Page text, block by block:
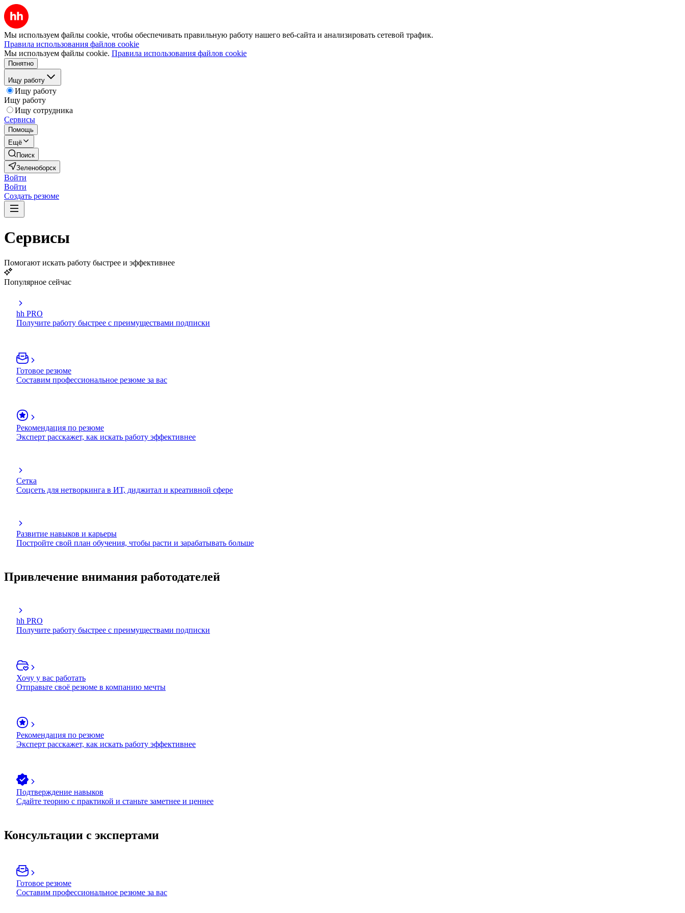
Мы используем файлы cookie, чтобы обеспечивать правильную работу нашего веб-сайта и анализировать сетевой трафик.
Правила использования файлов cookie
Мы используем файлы cookie. Правила использования файлов cookie
Понятно
Ищу работу
Ищу работу
Ищу работу
Ищу сотрудника
Сервисы
Помощь
Ещё
Поиск
Зеленоборск
Войти
Войти
Создать резюме
Сервисы
Помогают искать работу быстрее и эффективнее
Популярное сейчас
hh PRO
Получите работу быстрее с преимуществами подписки
Готовое резюме
Составим профессиональное резюме за вас
Рекомендация по резюме
Эксперт расскажет, как искать работу эффективнее
Сетка
Соцсеть для нетворкинга в ИТ, диджитал и креативной сфере
Развитие навыков и карьеры
Постройте свой план обучения, чтобы расти и зарабатывать больше
Привлечение внимания работодателей
hh PRO
Получите работу быстрее с преимуществами подписки
Хочу у вас работать
Отправьте своё резюме в компанию мечты
Рекомендация по резюме
Эксперт расскажет, как искать работу эффективнее
Подтверждение навыков
Сдайте теорию с практикой и станьте заметнее и ценнее
Консультации с экспертами
Готовое резюме
Составим профессиональное резюме за вас